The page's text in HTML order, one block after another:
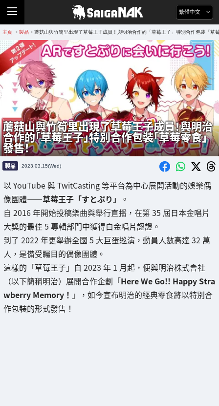
繁體中文
主頁 > 製品 > 蘑菇山與竹筍里出現了草莓王子成員！與明治合作的「草莓王子」特別合作包裝「草
蘑菇山與竹筍里出現了草莓王子成員！與明治
合作的「草莓王子」特別合作包裝「草莓零食」
發售！
製品 2023.03.15(Wed)
以 YouTube 與 TwitCasting 等平台為中心展開活動的娛樂偶
像團體——草莓王子「すとぷり」
。
自 2016 年開始投稿樂曲與舉行直播，在第 35 屆日本金唱片
大獎的最佳 5 專輯部門中獲得白金唱片認證。
到了 2022 年更舉辦全國 5 大巨蛋巡演，動員人數高達 32 萬
人，是備受矚目的偶像團體。
這樣的「草莓王子」自 2023 年 1 月起，便與明治株式會社
（以下簡稱明治）展開合作企劃「Here We Go!! Happy Stra
wberry Memory！ 」，如今宣布明治的經典零食將以特別合
作包裝的形式發售！